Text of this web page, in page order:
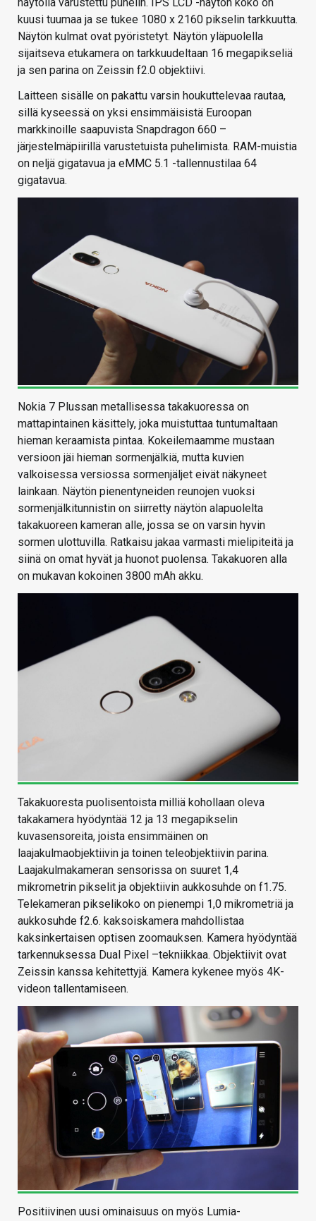
kuusi tuumaa ja se tukee 1080 x 2160 pikselin tarkkuutta.
Näytön kulmat ovat pyöristetyt. Näytön yläpuolella
sijaitseva etukamera on tarkkuudeltaan 16 megapikseliä
ja sen parina on Zeissin f2.0 objektiivi.
Laitteen sisälle on pakattu varsin houkuttelevaa rautaa,
sillä kyseessä on yksi ensimmäisistä Euroopan
markkinoille saapuvista Snapdragon 660 –
järjestelmäpiirillä varustetuista puhelimista. RAM-muistia
on neljä gigatavua ja eMMC 5.1 -tallennustilaa 64
gigatavua.
Nokia 7 Plussan metallisessa takakuoressa on
mattapintainen käsittely, joka muistuttaa tuntumaltaan
hieman keraamista pintaa. Kokeilemaamme mustaan
versioon jäi hieman sormenjälkiä, mutta kuvien
valkoisessa versiossa sormenjäljet eivät näkyneet
lainkaan. Näytön pienentyneiden reunojen vuoksi
sormenjälkitunnistin on siirretty näytön alapuolelta
takakuoreen kameran alle, jossa se on varsin hyvin
sormen ulottuvilla. Ratkaisu jakaa varmasti mielipiteitä ja
siinä on omat hyvät ja huonot puolensa. Takakuoren alla
on mukavan kokoinen 3800 mAh akku.
Takakuoresta puolisentoista milliä kohollaan oleva
takakamera hyödyntää 12 ja 13 megapikselin
kuvasensoreita, joista ensimmäinen on
laajakulmaobjektiivin ja toinen teleobjektiivin parina.
Laajakulmakameran sensorissa on suuret 1,4
mikrometrin pikselit ja objektiivin aukkosuhde on f1.75.
Telekameran pikselikoko on pienempi 1,0 mikrometriä ja
aukkosuhde f2.6. kaksoiskamera mahdollistaa
kaksinkertaisen optisen zoomauksen. Kamera hyödyntää
tarkennuksessa Dual Pixel –tekniikkaa. Objektiivit ovat
Zeissin kanssa kehitettyjä. Kamera kykenee myös 4K-
videon tallentamiseen.
Positiivinen uusi ominaisuus on myös Lumia-